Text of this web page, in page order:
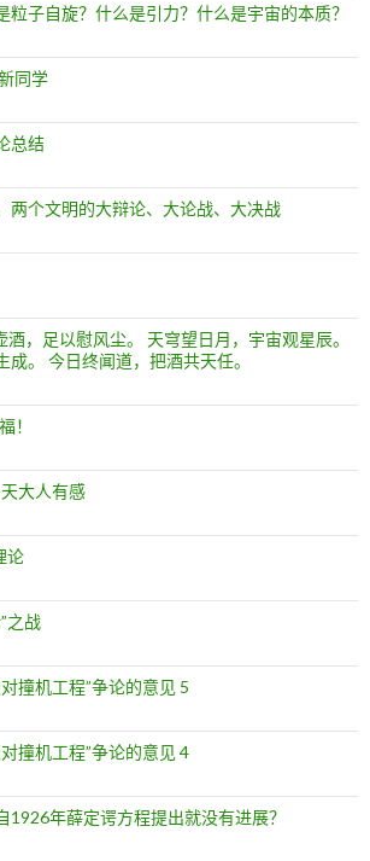
粒子自旋？什么是引力？什么是宇宙的本质？
同学
总结
两个文明的大辩论、大论战、大决战
，足以慰风尘。 天穹望日月，宇宙观星辰。
。 今日终闻道，把酒共天任。
！
大人有感
论
之战
撞机工程”争论的意见 5
撞机工程”争论的意见 4
1926年薛定谔方程提出就没有进展？